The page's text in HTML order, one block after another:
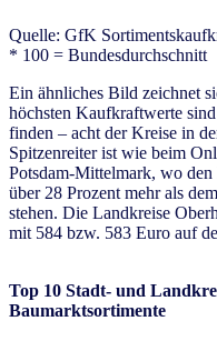
Quelle: GfK
* 100 = Bundesdurchschnitt
Ein ähnliches Bild zeichnet
höchsten Kaufkraftwerte
finden – acht der Kreise in
Spitzenreiter ist wie beim
Potsdam-Mittelmark, wo
über 28 Prozent mehr als
stehen. Die Landkreise
mit 584 bzw. 583 Euro auf
Top 10 Stadt- und
Baumarktsortimente